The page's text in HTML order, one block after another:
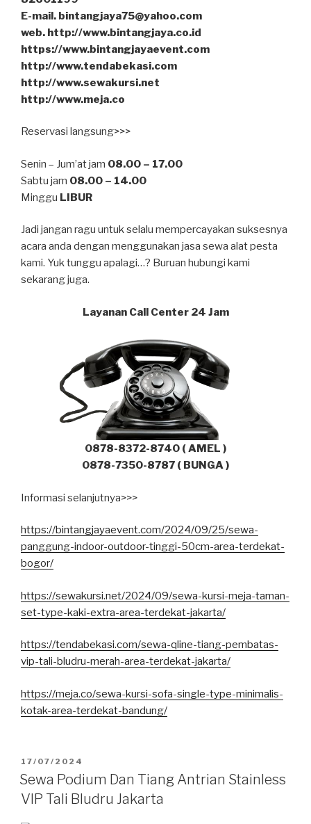
E-mail. bintangjaya75@yahoo.com
web. http://www.bintangjaya.co.id
https://www.bintangjayaevent.com
http://www.tendabekasi.com
http://www.sewakursi.net
http://www.meja.co
Reservasi langsung>>>
Senin – Jum’at jam 08.00 – 17.00
Sabtu jam 08.00 – 14.00
Minggu LIBUR
Jadi jangan ragu untuk selalu mempercayakan suksesnya
acara anda dengan menggunakan jasa sewa alat pesta
kami. Yuk tunggu apalagi…? Buruan hubungi kami
sekarang juga.
Layanan Call Center 24 Jam
0878-8372-8740 ( AMEL )
0878-7350-8787 ( BUNGA )
Informasi selanjutnya>>>
https://bintangjayaevent.com/2024/09/25/sewa-
panggung-indoor-outdoor-tinggi-50cm-area-terdekat-
bogor/
https://sewakursi.net/2024/09/sewa-kursi-meja-taman-
set-type-kaki-extra-area-terdekat-jakarta/
https://tendabekasi.com/sewa-qline-tiang-pembatas-
vip-tali-bludru-merah-area-terdekat-jakarta/
https://meja.co/sewa-kursi-sofa-single-type-minimalis-
kotak-area-terdekat-bandung/
DIPOSKAN
PADA
17/07/2024
Sewa Podium Dan Tiang Antrian Stainless
VIP Tali Bludru Jakarta